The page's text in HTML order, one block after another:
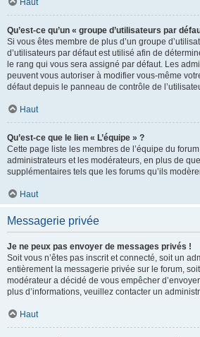
Haut
Qu’est-ce qu’un « groupe d’utilisateurs par
Si vous êtes membre de plus d’un groupe
d’utilisateurs par défaut est utilisé afin de
le rang qui vous sera assigné par défaut. Les
peuvent vous autoriser à modifier vous-même
défaut depuis le panneau de contrôle de
Haut
Qu’est-ce que le lien « L’équipe » ?
Cette page liste les membres de l’équipe du
administrateurs et les modérateurs, en plus de
supplémentaires tels que les forums qu’ils
Haut
Messagerie privée
Je ne peux pas envoyer de messages privés !
Soit vous n’êtes pas inscrit et connecté, soit un
entièrement la messagerie privée sur le forum,
modérateur a décidé de vous empêcher
plus d’informations, veuillez contacter un
Haut